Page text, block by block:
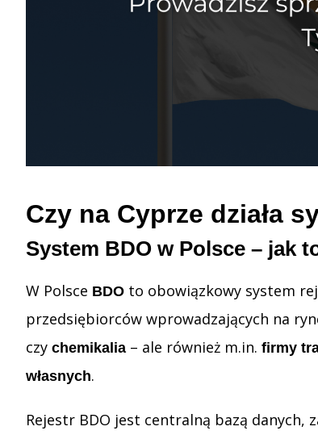
Czy na Cyprze działa
System BDO w Polsce – jak
W Polsce BDO to obowiązkowy system
przedsiębiorców wprowadzających na
czy chemikalia – ale również m.in. firmy
własnych.
Rejestr BDO jest centralną bazą danych,